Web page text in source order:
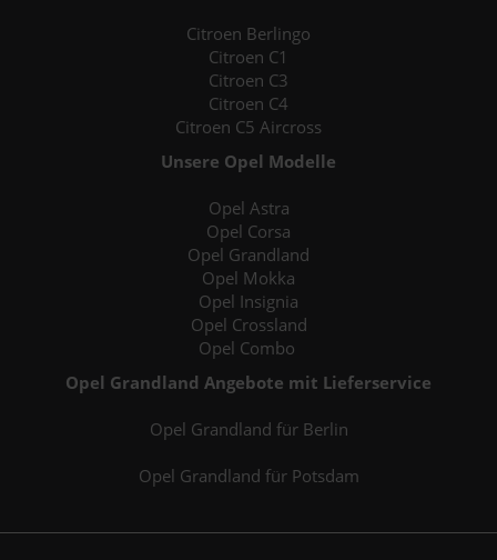
Citroen Berlingo
Citroen C1
Citroen C3
Citroen C4
Citroen C5 Aircross
Unsere Opel Modelle
Opel Astra
Opel Corsa
Opel Grandland
Opel Mokka
Opel Insignia
Opel Crossland
Opel Combo
Opel Grandland Angebote mit Lieferservice
Opel Grandland für Berlin
Opel Grandland für Potsdam